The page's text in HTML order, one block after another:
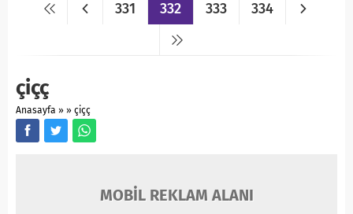
331 332 333 334
çiçç
Anasayfa » » çiçç
MOBİL REKLAM ALANI